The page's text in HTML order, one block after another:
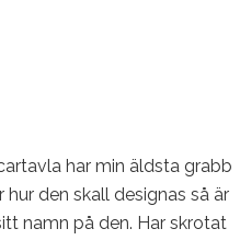
har min äldsta grabb
den skall designas så är
namn på den. Har skrotat